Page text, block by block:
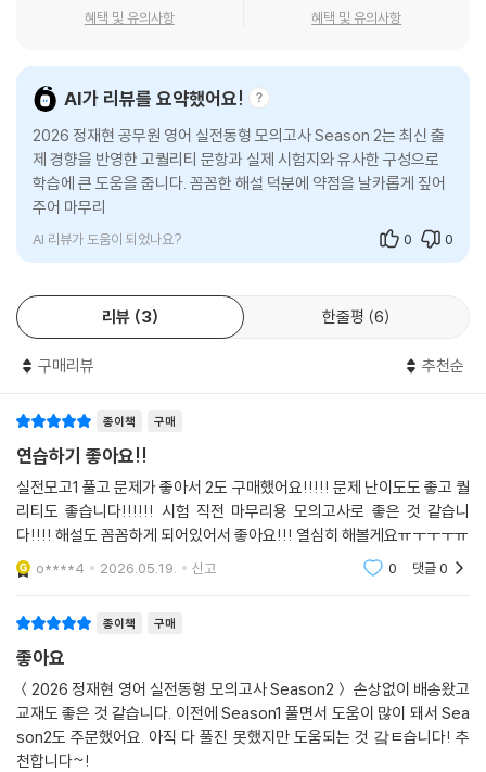
혜택 및 유의사항 혜택 및 유의사항
AI가 리뷰를 요약했어요!
2026 정재현 공무원 영어 실전동형 모의고사 Season 2는 최신 출
제 경향을 반영한 고퀄리티 문항과 실제 시험지와 유사한 구성으로
학습에 큰 도움을 줍니다. 꼼꼼한 해설 덕분에 약점을 날카롭게 짚어
주어 마무리 학습에 최적이며, 시간 단축에도 유용합니다. 이
AI 리뷰가 도움이 되었나요? 0 0
리뷰 3 한줄평 6
구매리뷰 추천순
종이책 구매
연습하기 좋아요!!
실전모고1 풀고 문제가 좋아서 2도 구매했어요!!!!! 문제 난이도도 좋고 퀄
리티도 좋습니다!!!!!! 시험 직전 마무리용 모의고사로 좋은 것 같습니
다!!!! 해설도 꼼꼼하게 되어있어서 좋아요!!! 열심히 해볼게요ㅠㅜㅜㅜㅠ
o****4 2026.05.19. 신고 0 댓글0
종이책 구매
좋아요
＜2026 정재현 영어 실전동형 모의고사 Season2＞ 손상없이 배송왔고
교재도 좋은 것 같습니다. 이전에 Season1 풀면서 도움이 많이 돼서 Sea
son2도 주문했어요. 아직 다 풀진 못했지만 도움되는 것 갘ㅌ습니다! 추
천합니다~!